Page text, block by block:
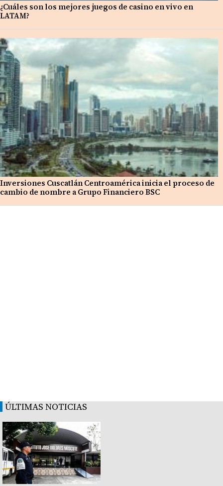
¿Cuáles son los mejores juegos de casino en vivo en
LATAM?
Inversiones Cuscatlán Centroamérica inicia el proceso de
cambio de nombre a Grupo Financiero BSC
ÚLTIMAS NOTICIAS